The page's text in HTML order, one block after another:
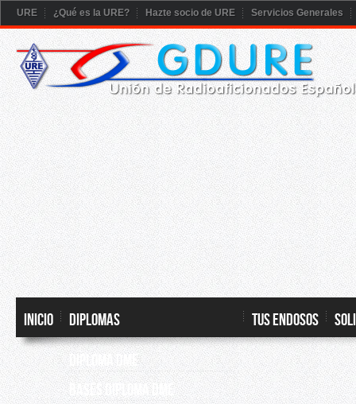
URE ¿Qué es la URE? Hazte socio de URE Servicios Generales
Inicio DIPLOMAS
DIPLOMA DME
BASES DIPLOMA DME
TUS ENDOSOS